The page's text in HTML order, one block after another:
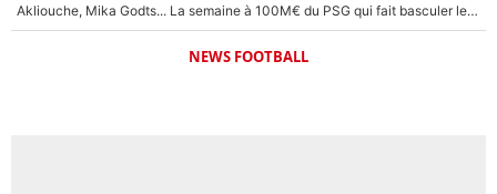
Akliouche, Mika Godts... La semaine à 100M€ du PSG qui fait basculer le mercato du PSG !
NEWS FOOTBALL